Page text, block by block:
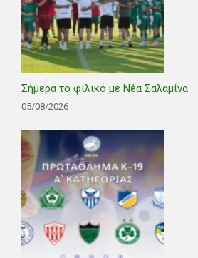
Σήμερα το φιλικό με Νέα Σαλαμίνα
05/08/2026